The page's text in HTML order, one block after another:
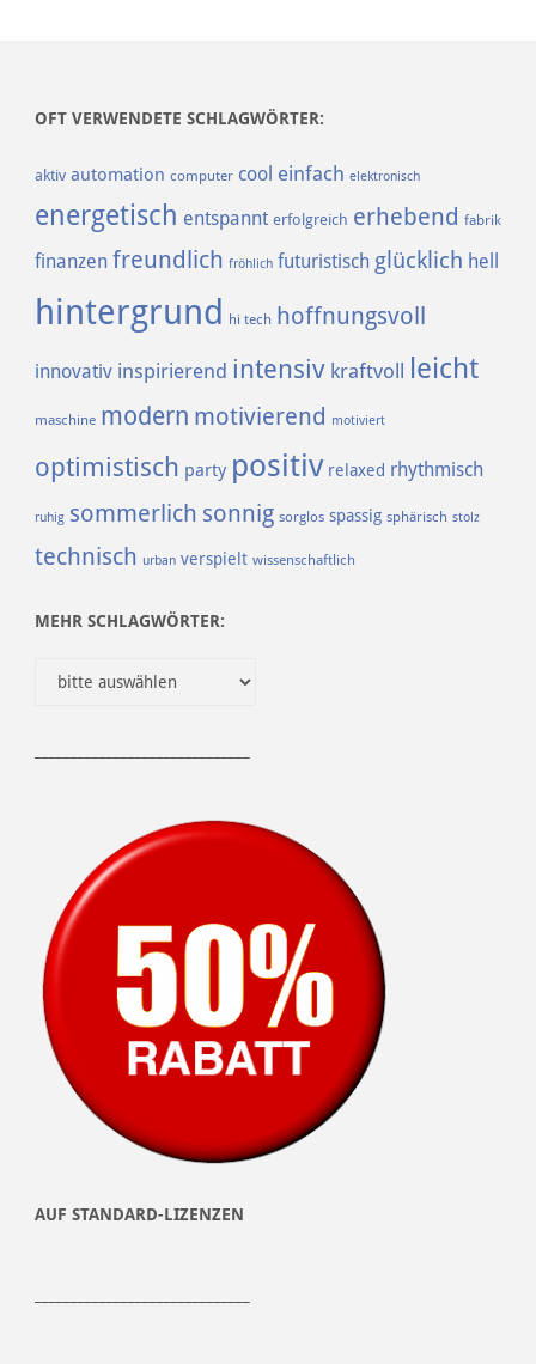
OFT VERWENDETE SCHLAGWÖRTER:
aktiv automation computer cool einfach elektronisch
energetisch entspannt erfolgreich erhebend fabrik
finanzen freundlich fröhlich futuristisch glücklich hell
hintergrund hi tech hoffnungsvoll
innovativ inspirierend intensiv kraftvoll leicht
maschine modern motivierend motiviert
optimistisch party positiv relaxed rhythmisch
ruhig sommerlich sonnig sorglos spassig sphärisch stolz
technisch urban verspielt wissenschaftlich
MEHR SCHLAGWÖRTER:
AUF STANDARD-LIZENZEN